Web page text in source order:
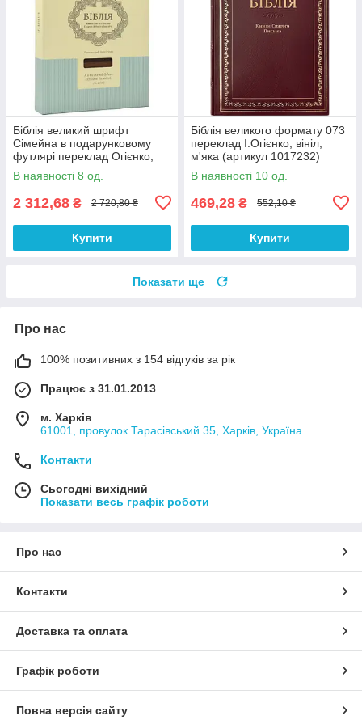
Біблія великий шрифт
Сімейна в подарунковому
футлярі переклад Огієнко,
розмір 21х30 см (арт
1018504) Коричнева
В наявності 8 од.
2 312,68 ₴ 2 720,80 ₴
Купити
Біблія великого формату 073
переклад І.Огієнко, вініл,
м'яка (артикул 1017232)
Бордо
В наявності 10 од.
469,28 ₴ 552,10 ₴
Купити
Показати ще
Про нас
100% позитивних з 154 відгуків за рік
Працює з 31.01.2013
м. Харків
61001, провулок Тарасівський 35, Харків, Україна
Контакти
Сьогодні вихідний
Показати весь графік роботи
Про нас
Контакти
Доставка та оплата
Графік роботи
Повна версія сайту